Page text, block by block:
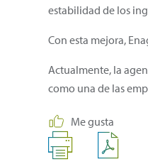
estabilidad de los
Con esta mejora,
Actualmente, la
como una de las
Me gusta